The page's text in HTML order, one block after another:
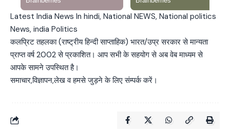
Latest India News In hindi, National NEWS, National politics
News, india Politics
कलप्रिट तहलका (राष्ट्रीय हिन्दी साप्ताहिक) भारत/उप्र सरकार से मान्यता
प्राप्त वर्ष 2002 से प्रकाशित। आप सभी के सहयोग से अब वेब माध्यम से
आपके सामने उपस्थित है।
समाचार,विज्ञापन,लेख व हमसे जुड़ने के लिए संम्पर्क करें।